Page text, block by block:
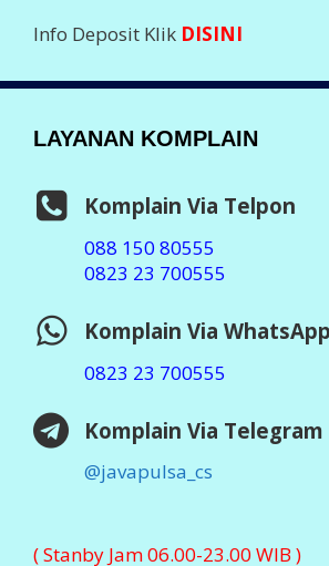
Info Deposit Klik DISINI
LAYANAN KOMPLAIN
Komplain Via Telpon
088 150 80555
0823 23 700555
Komplain Via WhatsApp
0823 23 700555
Komplain Via Telegram
@javapulsa_cs
( Stanby Jam 06.00-23.00 WIB )